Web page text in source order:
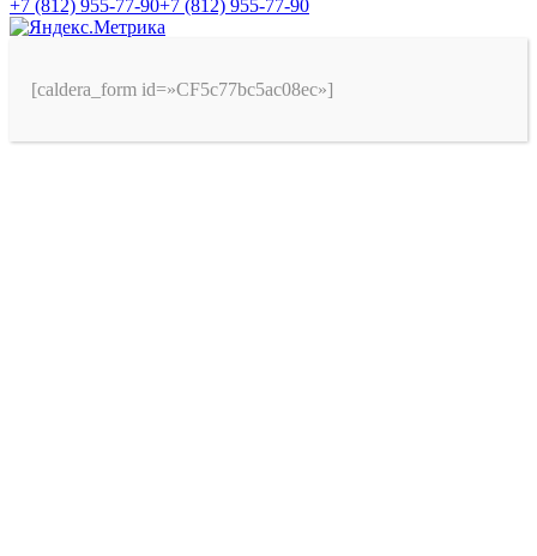
+7 (812) 955-77-90+7 (812) 955-77-90
[caldera_form id=»CF5c77bc5ac08ec»]